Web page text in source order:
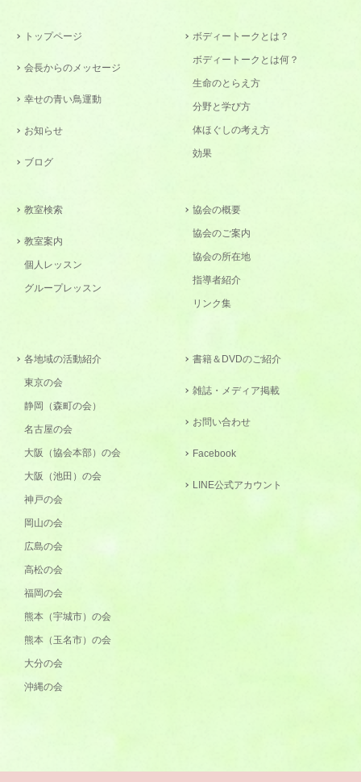
トップページ
会長からのメッセージ
幸せの青い鳥運動
お知らせ
ブログ
ボディートークとは？
ボディートークとは何？
生命のとらえ方
分野と学び方
体ほぐしの考え方
効果
教室検索
教室案内
個人レッスン
グループレッスン
協会の概要
協会のご案内
協会の所在地
指導者紹介
リンク集
各地域の活動紹介
東京の会
静岡（森町の会）
名古屋の会
大阪（協会本部）の会
大阪（池田）の会
神戸の会
岡山の会
広島の会
高松の会
福岡の会
熊本（宇城市）の会
熊本（玉名市）の会
大分の会
沖縄の会
書籍＆DVDのご紹介
雑誌・メディア掲載
お問い合わせ
Facebook
LINE公式アカウント